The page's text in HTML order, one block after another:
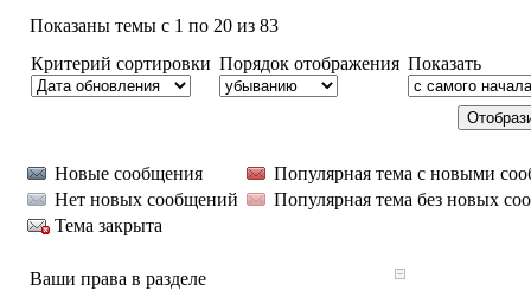
Показаны темы с 1 по 20 из 83
Критерий сортировки Порядок отображения Показать
Новые сообщения
Популярная тема с новыми
Нет новых сообщений
Популярная тема без новых
Тема закрыта
Ваши права в разделе